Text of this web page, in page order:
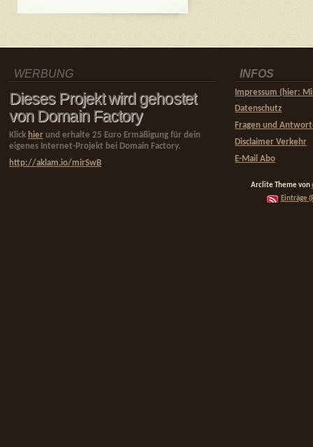
WERBUNG
Dieses Projekt wird gehostet
von Domain Factory
Klick hier und erhalte 25 Euro Ermäßigung für dein
eigenes Internet-Projekt bei Domain Factory.
http://aklam.io/mirSwB
INFOS
Impressum (hier:
Datenschutz
Fragen und
Disclaimer Verkehr
E-Mail Abo
Arclite Theme von
Einträge